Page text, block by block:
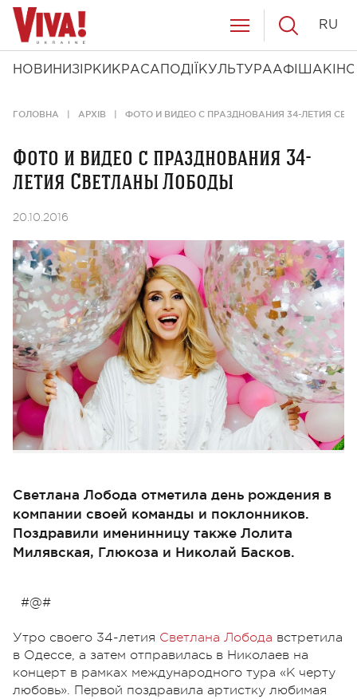
НОВИНИ ЗІРКИ КРАСА ПОДІЇ КУЛЬТУРААФІША КІНО
RU
ГОЛОВНА АРХІВ ФОТО И ВИДЕО С ПРАЗДНОВАНИЯ 34-ЛЕТИЯ
Фото и видео с празднования 34-
летия Светланы Лободы
20.10.2016
Светлана Лобода отметила день рождения в
компании своей команды и поклонников.
Поздравили именинницу также Лолита
Милявская, Глюкоза и Николай Басков.
#@#
Утро своего 34-летия Светлана Лобода встретила
в Одессе, а затем отправилась в Николаев на
концерт в рамках международного тура «К черту
любовь». Первой поздравила артистку любимая